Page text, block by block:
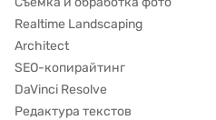
Realtime Landscaping
Architect
SEO-копирайтинг
DaVinci Resolve
Редактура текстов